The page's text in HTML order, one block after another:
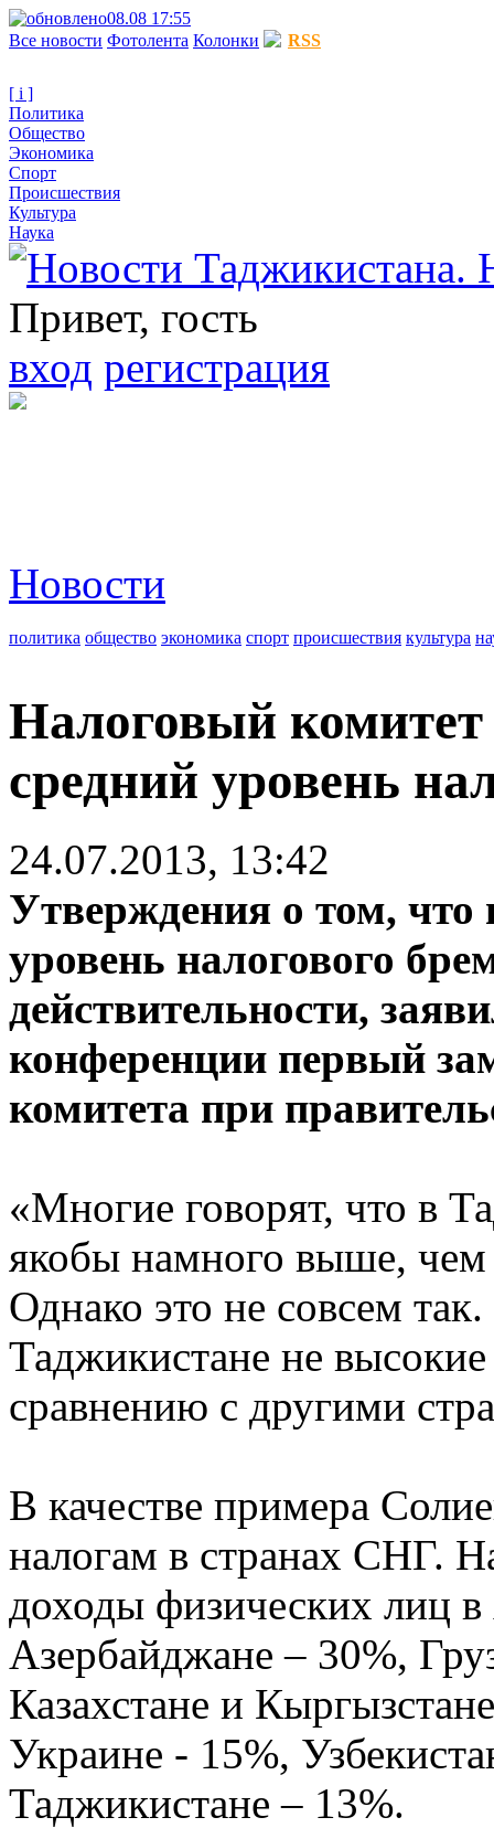
08.08 17:55
Все новости Фотолента Колонки RSS
[ i ]
Политика
Общество
Экономика
Спорт
Происшествия
Культура
Наука
Привет, гость
вход регистрация
Новости
политика общество экономика спорт происшествия культура
Налоговый
средний уровень
24.07.2013, 13:42
Утверждения о том,
уровень налогового
действительности,
конференции первый
комитета при
«Многие говорят, что в
якобы намного выше, чем
Однако это не совсем
Таджикистане не
сравнению с другими
В качестве примера
налогам в странах СНГ.
доходы физических лиц
Азербайджане – 30%,
Казахстане и
Украине - 15%,
Таджикистане – 13%.